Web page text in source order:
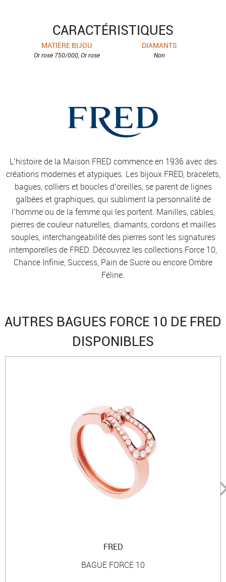
CARACTÉRISTIQUES
MATIÈRE BIJOU
Or rose 750/000, Or rose
DIAMANTS
Non
L’histoire de la Maison FRED commence en 1936 avec des
créations modernes et atypiques. Les bijoux FRED, bracelets,
bagues, colliers et boucles d’oreilles, se parent de lignes
galbées et graphiques, qui subliment la personnalité de
l’homme ou de la femme qui les portent. Manilles, câbles,
pierres de couleur naturelles, diamants, cordons et mailles
souples, interchangeabilité des pierres sont les signatures
intemporelles de FRED. Découvrez les collections Force 10,
Chance Infinie, Success, Pain de Sucre ou encore Ombre
Féline.
AUTRES BAGUES FORCE 10 DE FRED
DISPONIBLES
FRED
BAGUE FORCE 10